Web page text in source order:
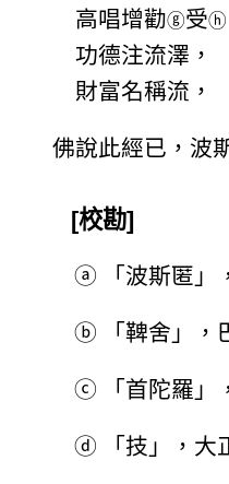
高唱增勸ⓖ受ⓗ
功德注流澤
財富名稱流，
佛說此經已，波
[校勘]
ⓐ 「波斯匿」
ⓑ 「鞞舍」，
ⓒ 「首陀羅」
ⓓ 「技」，